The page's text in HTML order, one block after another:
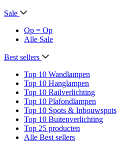
Sale
Op = Op
Alle Sale
Best sellers
Top 10 Wandlampen
Top 10 Hanglampen
Top 10 Railverlichting
Top 10 Plafondlampen
Top 10 Spots & Inbouwspots
Top 10 Buitenverlichting
Top 25 producten
Alle Best sellers